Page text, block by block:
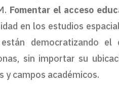
Fomentar el acceso
en los estudios
democratizando
sin importar su
y campos académicos.